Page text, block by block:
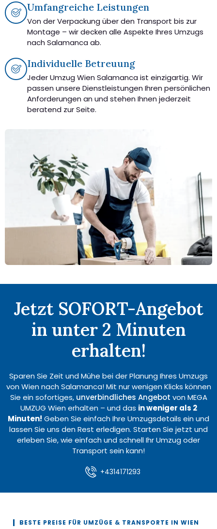
Umfangreiche Leistungen
Von der Verpackung über den Transport bis zur
Montage – wir decken alle Aspekte Ihres Umzugs
nach Salamanca ab.
Individuelle Betreuung
Jeder Umzug Wien Salamanca ist einzigartig. Wir
passen unsere Dienstleistungen Ihren persönlichen
Anforderungen an und stehen Ihnen jederzeit
beratend zur Seite.
Jetzt SOFORT-Angebot
in unter 2 Minuten
erhalten!
Sparen Sie Zeit und Mühe bei der Planung Ihres Umzugs
von Wien nach Salamanca! Mit nur wenigen Klicks können
Sie ein sofortiges, unverbindliches Angebot von MEGA
UMZUG Wien erhalten – und das in weniger als 2
Minuten! Geben Sie einfach Ihre Umzugsdetails ein und
lassen Sie uns den Rest erledigen. Starten Sie jetzt und
erleben Sie, wie einfach und schnell Ihr Umzug oder
Transport sein kann!
+4314171293
BESTE PREISE FÜR UMZÜGE & TRANSPORTE IN WIEN